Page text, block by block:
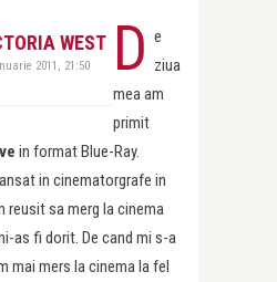
WEST
2011, 21:50 D e
ziua
mea am
primit
in format Blue-Ray.
in cinematorgrafe in
reusit sa merg la cinema
as fi dorit. De cand mi s-a
mai mers la cinema la fel